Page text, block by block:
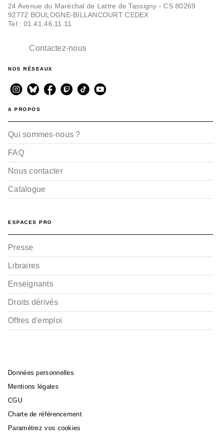
24 Avenue du Maréchal de Lattre de Tassigny - CS 80269
92772 BOULOGNE-BILLANCOURT CEDEX
Tel : 01.41.46.11.11
Contactez-nous
NOS RÉSEAUX
A PROPOS
Qui sommes-nous ?
FAQ
Nous contacter
Catalogue
ESPACES PRO
Presse
Libraires
Enseignants
Droits dérivés
Offres d'emploi
Données personnelles
Mentions légales
CGU
Charte de référencement
Paramétrez vos cookies